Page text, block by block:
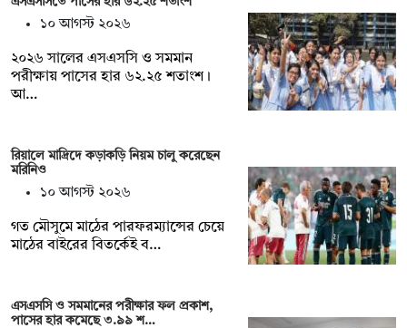
১০ আগস্ট ২০২৬
২০২৬ সালের এসএসসি ও সমমান
পরীক্ষায় পাসের হার ৬২.২৫ শতাংশ।
আ…
রিয়ালে মাদ্রিদে কড়াকড়ি নিয়ম চালু করেছেন
মরিনিও
১০ আগস্ট ২০২৬
গত মৌসুমে মাঠের পারফরম্যান্সের চেয়ে
মাঠের বাইরের বিতর্কেই ব…
এসএসসি ও সমমানের পরীক্ষার ফল প্রকাশ,
পাসের হার কমেছে ৩.৯৯ শ…